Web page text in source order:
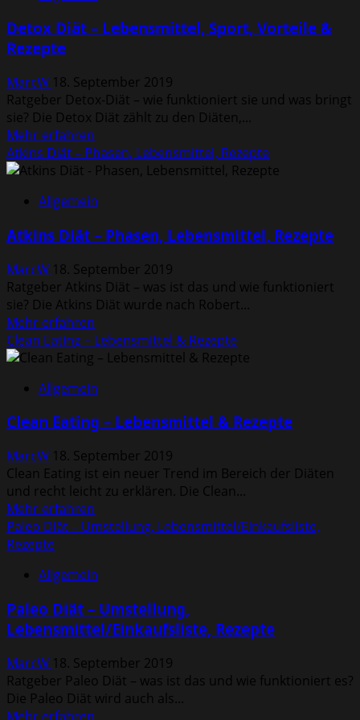
Lebensmittel,
Rezepte
Detox Diät – Lebensmittel, Sport, Vorteile &
Rezepte
MarcW 18. September 2019
Ratgeber Detox-Diät – wie funktioniert sie und was bringt
sie? Die Detox Diät zählt zu den Diäten,...
Mehr erfahren
Informationen
über
Diät
Lebensmittel,
Vorteile
&
Rezepte
Atkins Diät – Phasen, Lebensmittel, Rezepte
Allgemein
Atkins Diät – Phasen, Lebensmittel, Rezepte
MarcW 18. September 2019
Ratgeber Atkins Diät – was ist das und wie funktioniert
sie? Die Atkins Diät wurde nach Robert...
Mehr erfahren
Informationen
über
Diät
Phasen,
Rezepte
Clean Eating – Lebensmittel & Rezepte
Allgemein
Clean Eating – Lebensmittel & Rezepte
MarcW 18. September 2019
Clean Eating ist ein neuer Trend im Bereich der Diäten
und recht leicht zu erklären. Die Clean...
Mehr erfahren
Informationen
Eating
Lebensmittel
&
Paleo Diät – Umstellung, Lebensmittel/Einkaufsliste,
Rezepte
Allgemein
Paleo Diät – Umstellung,
Lebensmittel/Einkaufsliste, Rezepte
MarcW 18. September 2019
Ratgeber Paleo Diät – was ist das und wie funktioniert es?
Die Paleo Diät wird auch als...
Mehr erfahren